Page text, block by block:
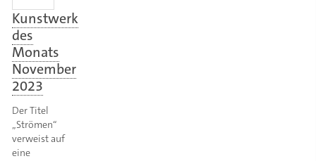
Kunstwerk
des
Monats
November
2023
Der Titel
„Strömen“
verweist auf
eine